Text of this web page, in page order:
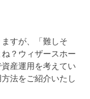
すが、「難しそ
？ウィザースホー
産運用を考えてい
法をご紹介いたし